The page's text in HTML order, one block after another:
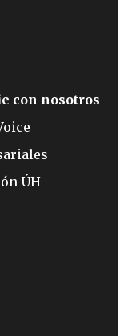
con nosotros
ÚH